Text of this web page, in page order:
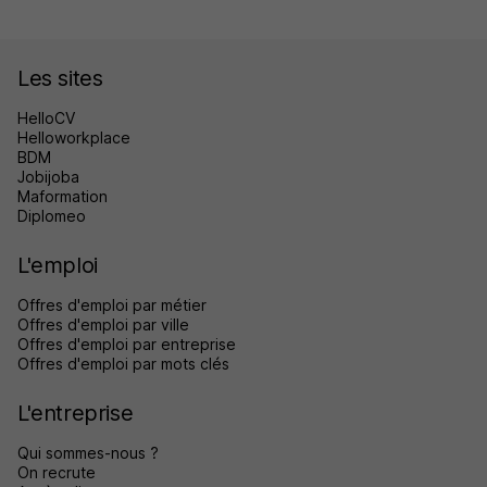
Les sites
HelloCV
Helloworkplace
BDM
Jobijoba
Maformation
Diplomeo
L'emploi
Offres d'emploi par métier
Offres d'emploi par ville
Offres d'emploi par entreprise
Offres d'emploi par mots clés
L'entreprise
Qui sommes-nous ?
On recrute